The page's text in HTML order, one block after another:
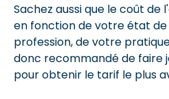
Sachez aussi que le coût
en fonction de votre état
profession, de votre
donc recommandé de faire
pour obtenir le tarif le plus